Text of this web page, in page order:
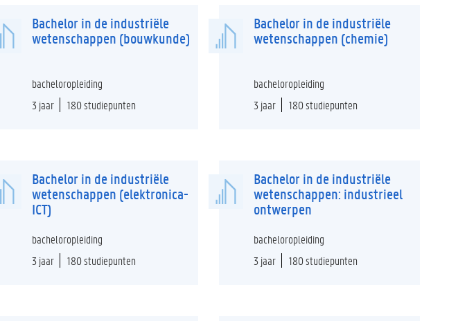
Bachelor in de industriële
wetenschappen (bouwkunde)
bacheloropleiding
3 jaar
180 studiepunten
Bachelor in de industriële
wetenschappen (chemie)
bacheloropleiding
3 jaar
180 studiepunten
Bachelor in de industriële
wetenschappen (elektronica-
ICT)
bacheloropleiding
3 jaar
180 studiepunten
Bachelor in de industriële
wetenschappen: industrieel
ontwerpen
bacheloropleiding
3 jaar
180 studiepunten